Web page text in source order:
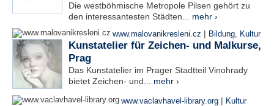
Die westböhmische Metropole Pilsen gehört zu
den interessantesten Städten... mehr ›
www.malovanikresleni.cz | Bildung, Kultur
Kunstatelier für Zeichen- und Malkurse,
Prag
Das Kunstatelier im Prager Stadtteil Vinohrady
bietet Zeichen- und... mehr ›
www.vaclavhavel-library.org | Kultur